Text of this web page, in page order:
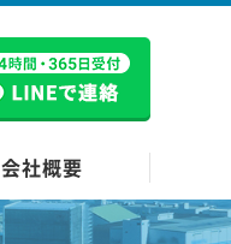
会社概要